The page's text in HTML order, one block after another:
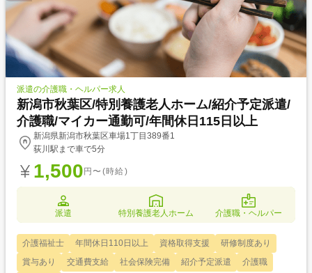
派遣の介護職・ヘルパー求人
新潟市秋葉区/特別養護老人ホーム/紹介予定派遣/
介護職/マイカー通勤可/年間休日115日以上
新潟県新潟市秋葉区車場1丁目389番1
荻川駅まで車で5分
1,500 円〜(時給)
派遣 特別養護老人ホーム 介護職・ヘルパー
介護福祉士 年間休日110日以上 資格取得支援
研修制度あり
賞与あり
交通費支給 社会保険完備 紹介予定派遣
介護職